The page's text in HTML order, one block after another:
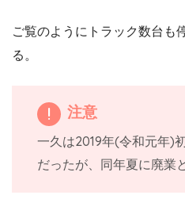
ご覧のようにトラック数台も
る。
注意
一久は2019年(令和元年)
だったが、同年夏に廃業